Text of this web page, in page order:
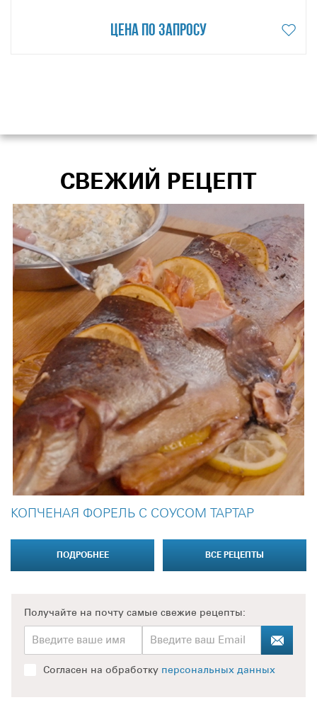
Цена по запросу
СВЕЖИЙ РЕЦЕПТ
КОПЧЕНАЯ ФОРЕЛЬ С СОУСОМ ТАРТАР
ПОДРОБНЕЕ ВСЕ РЕЦЕПТЫ
Получайте на почту самые свежие рецепты:
Согласен на обработку персональных данных